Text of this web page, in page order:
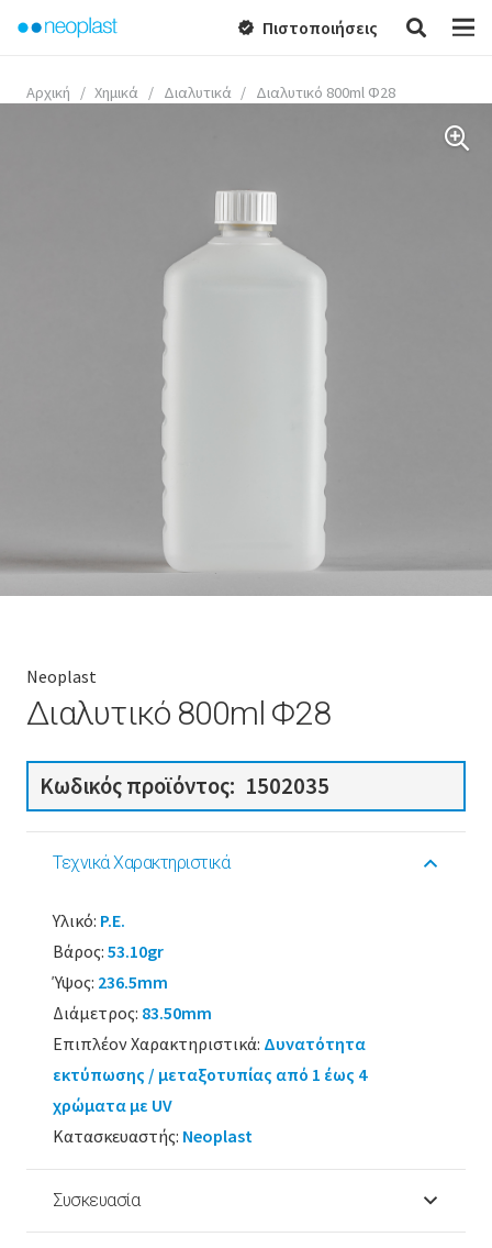
verified Πιστοποιήσεις
Αρχική / Χημικά / Διαλυτικά / Διαλυτικό 800ml Φ28
Neoplast
Διαλυτικό 800ml Φ28
Κωδικός προϊόντος: 1502035
Τεχνικά Χαρακτηριστικά
Υλικό: P.E.
Βάρος: 53.10gr
Ύψος: 236.5mm
Διάμετρος: 83.50mm
Επιπλέον Χαρακτηριστικά: Δυνατότητα
εκτύπωσης / μεταξοτυπίας από 1 έως 4
χρώματα με UV
Κατασκευαστής: Neoplast
Συσκευασία